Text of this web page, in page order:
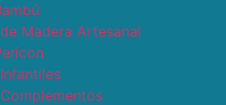
Madera Artesanal